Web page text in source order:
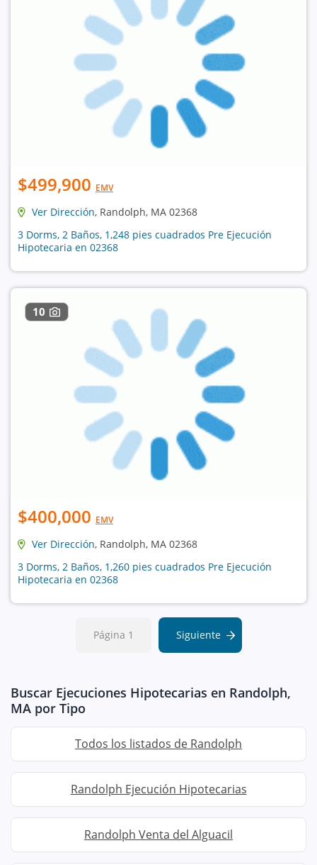
$499,900 EMV
Ver Dirección, Randolph, MA 02368
3 Dorms, 2 Baños, 1,248 pies cuadrados Pre Ejecución
Hipotecaria en 02368
10
$400,000 EMV
Ver Dirección, Randolph, MA 02368
3 Dorms, 2 Baños, 1,260 pies cuadrados Pre Ejecución
Hipotecaria en 02368
Página 1 Siguiente
Buscar Ejecuciones Hipotecarias en Randolph,
MA por Tipo
Todos los listados de Randolph
Randolph Ejecución Hipotecarias
Randolph Venta del Alguacil